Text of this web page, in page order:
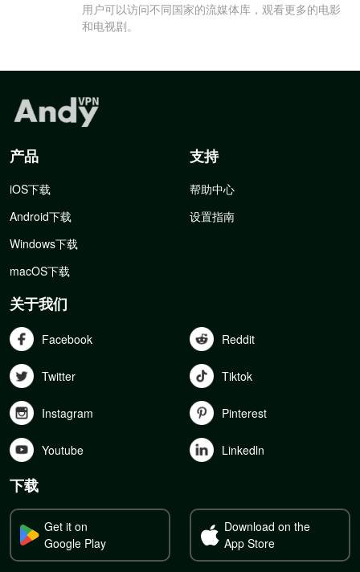
用户可以访问不同国家的流媒体库，观看更多的电影
和电视剧。
产品
iOS下载
Android下载
Windows下载
macOS下载
支持
帮助中心
设置指南
关于我们
Facebook Reddit
Twitter Tiktok
Instagram Pinterest
Youtube Linkedln
下载
Get it on
Google Play
Download on the
App Store